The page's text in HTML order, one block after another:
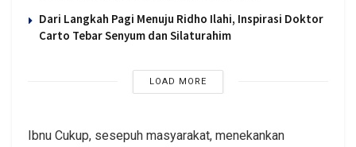
Dari Langkah Pagi Menuju Ridho Ilahi, Inspirasi Doktor
Carto Tebar Senyum dan Silaturahim
LOAD MORE
Ibnu Cukup, sesepuh masyarakat, menekankan